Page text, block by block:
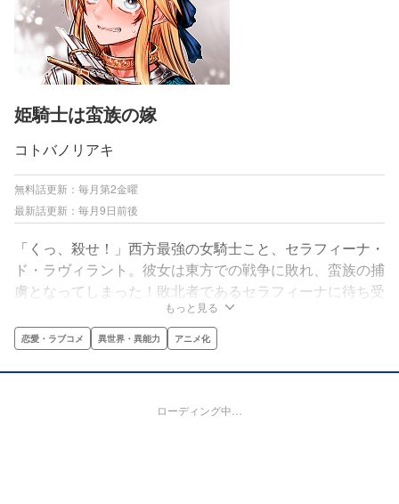
姫騎士は蛮族の嫁
コトバノリアキ
無料話更新：毎月第2金曜
最新話更新：毎月9日前後
「くっ、殺せ！」西方最強の女騎士こと、セラフィーナ・
ド・ラヴィラント。彼女は東方での戦争に敗れ、蛮族の捕
虜となってしまった！敗北者であるセラフィーナに待ち受
けるのは、復讐、拷問、そして陵辱の日々――…、かと思
いきや！ 申し出られたのは「蛮族王との結婚」で
――！？元敵同士の二人が紡ぐ本格異世界婚姻譚、開
幕！！
もっと見る
恋愛・ラブコメ 異世界・異能力 アニメ化
ローディング中…